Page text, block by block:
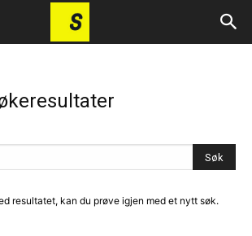
resultatet, kan du prøve igjen med et nytt søk.